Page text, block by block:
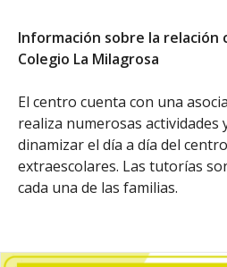
Información sobre la relación
Colegio La Milagrosa
El centro cuenta con una
realiza numerosas actividades
dinamizar el día a día del
extraescolares. Las tutorías
cada una de las familias.